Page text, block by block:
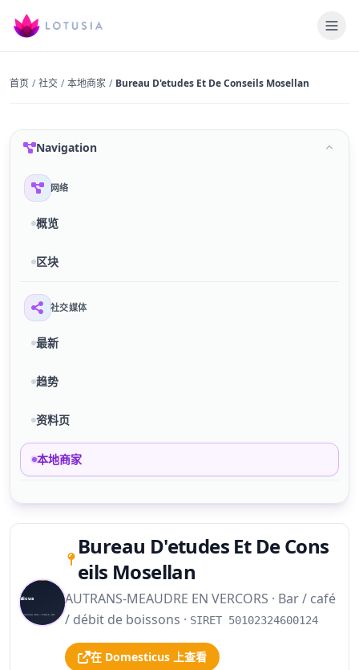
首页 / 社交 / 本地商家 / Bureau D'etudes Et De Conseils Mosellan
Navigation
网络
概览
区块
社交媒体
最新
趋势
资料页
本地商家
Bureau D'etudes Et De Cons
eils Mosellan
AUTRANS-MEAUDRE EN VERCORS · Bar / café
/ débit de boissons · SIRET 50102324600124
在 Domesticus 上查看